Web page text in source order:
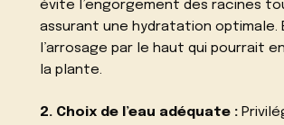
évite l’engorgement des racines
assurant une hydratation optimale.
l’arrosage par le haut qui pourrait
la plante.
2. Choix de l’eau adéquate :